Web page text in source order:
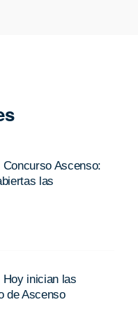
Concurso Ascenso:
las
Hoy inician las
de Ascenso